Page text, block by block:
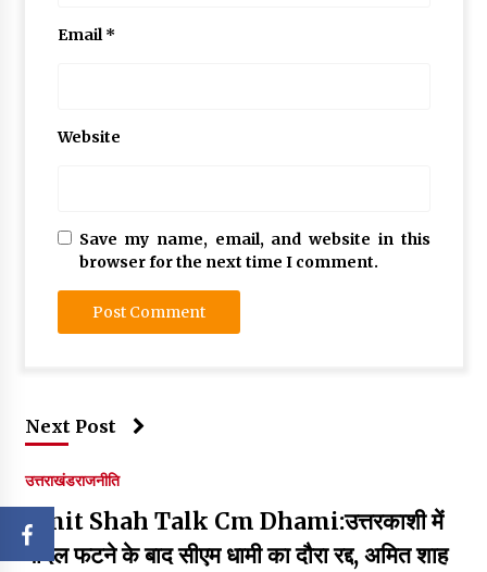
Email*
Website
Save my name, email, and website in this
browser for the next time I comment.
Next Post
उत्तराखंडराजनीति
Amit Shah Talk Cm Dhami:उत्तरकाशी में
बादल फटने के बाद सीएम धामी का दौरा रद्द, अमित शाह